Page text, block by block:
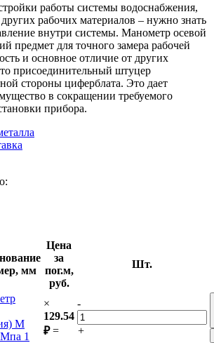
работы системы водоснабжения,
рабочих материалов – нужно знать
внутри системы. Манометр осевой
предмет для точного замера рабочей
и основное отличие от других
присоединительный штуцер
стороны циферблата. Это дает
в сокращении требуемого
прибора.
мм
Цена
за
пог.м,
руб.
Шт.
М
1
×
129.54
₽ =
-
+